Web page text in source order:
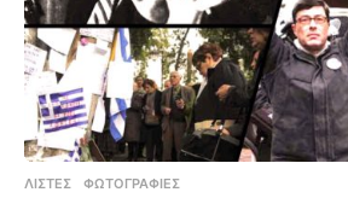
ΛΊΣΤΕΣ ,ΦΩΤΟΓΡΑΦΊΕΣ